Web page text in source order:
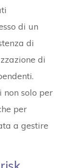
di un
di
di
non solo per
per
a gestire